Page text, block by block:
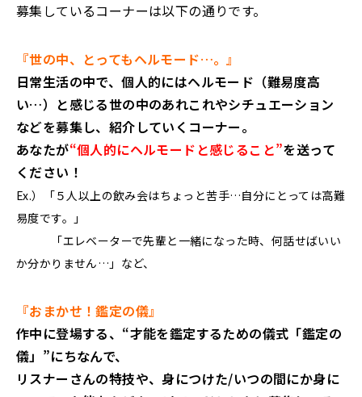
募集しているコーナーは以下の通りです。
『世の中、とってもヘルモード…。』
日常生活の中で、個人的にはヘルモード（難易度高
い…）と感じる世の中のあれこれやシチュエーション
などを募集し、紹介していくコーナー。
あなたが“個人的にヘルモードと感じること”を送って
ください！
Ex.）「５人以上の飲み会はちょっと苦手…自分にとっては高難
易度です。」
「エレベーターで先輩と一緒になった時、何話せばいい
か分かりません…」など、
『おまかせ！鑑定の儀』
作中に登場する、“才能を鑑定するための儀式「鑑定の
儀」”にちなんで、
リスナーさんの特技や、身につけた/いつの間にか身に